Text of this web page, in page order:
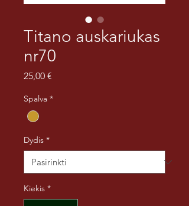
Titano auskariukas
nr70
25,00 €
Spalva *
Dydis *
Kiekis *